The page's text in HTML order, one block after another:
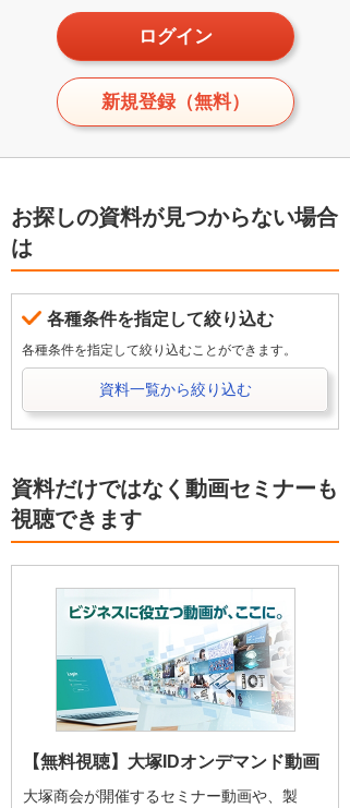
ログイン
新規登録（無料）
お探しの資料が見つからない場合
は
各種条件を指定して絞り込む
各種条件を指定して絞り込むことができます。
資料一覧から絞り込む
資料だけではなく動画セミナーも
視聴できます
【無料視聴】大塚IDオンデマンド動画
大塚商会が開催するセミナー動画や、製